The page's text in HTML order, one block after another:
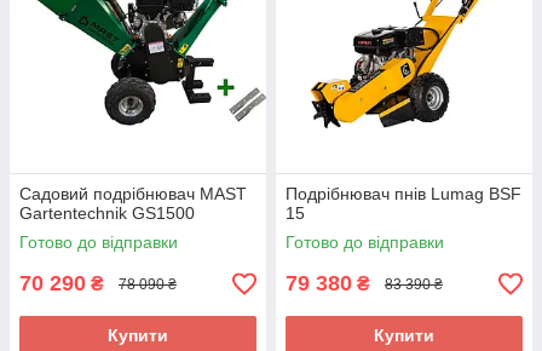
Садовий подрібнювач MAST
Gartentechnik GS1500
Готово до відправки
70 290 ₴ 78 090 ₴
Купити
Подрібнювач пнів Lumag BSF
15
Готово до відправки
79 380 ₴ 83 390 ₴
Купити